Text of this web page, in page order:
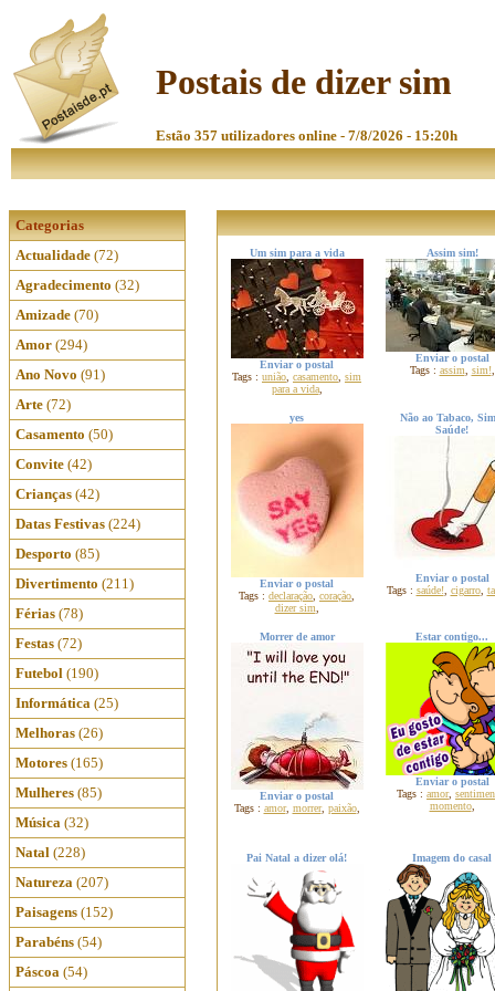
Postais de dizer sim
Estão 357 utilizadores online - 7/8/2026 - 15:20h
Categorias
Actualidade (72)
Agradecimento (32)
Amizade (70)
Amor (294)
Ano Novo (91)
Arte (72)
Casamento (50)
Convite (42)
Crianças (42)
Datas Festivas (224)
Desporto (85)
Divertimento (211)
Férias (78)
Festas (72)
Futebol (190)
Informática (25)
Melhoras (26)
Motores (165)
Mulheres (85)
Música (32)
Natal (228)
Natureza (207)
Paisagens (152)
Parabéns (54)
Páscoa (54)
Um sim para a vida
Enviar o postal
Tags : união casamento sim
para a vida,
Assim sim!
Enviar o postal
Tags : assim sim!,
yes
Enviar o postal
Tags : declaração coração
dizer sim
Não ao Tabaco,
Saúde!
Enviar o postal
Tags : saúde!, cigarro,
Morrer de amor
Enviar o postal
Tags : amor, morrer, paixão,
Estar contigo...
Enviar o postal
Tags : amor,
momento,
Pai Natal a dizer olá! Imagem do casal